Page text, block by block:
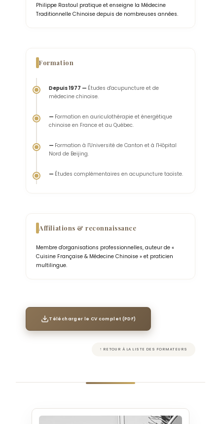
Philippe Rastoul pratique et enseigne la Médecine
Traditionnelle Chinoise depuis de nombreuses années.
Formation
Depuis 1977 — Études d'acupuncture et de
médecine chinoise.
— Formation en auriculothérapie et énergétique
chinoise en France et au Québec.
— Formation à l'Université de Canton et à l'Hôpital
Nord de Beijing.
— Études complémentaires en acupuncture taoïste.
Affiliations & reconnaissance
Membre d'organisations professionnelles, auteur de «
Cuisine Française & Médecine Chinoise » et praticien
multilingue.
Télécharger le CV complet (PDF)
↑ RETOUR À LA LISTE DES FORMATEURS